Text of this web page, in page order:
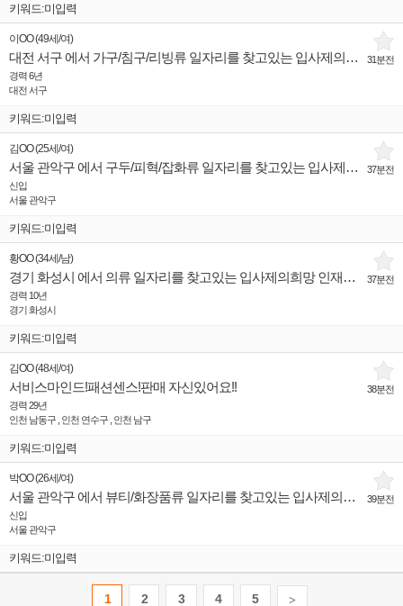
키워드:미입력
31분전
이OO(49세 /여)
대전 서구 에서 가구/침구/리빙류 일자리를 찾고있는 입사제의희망 인재입니다.
경력 6년
대전 서구
키워드:미입력
37분전
김OO(25세 /여)
서울 관악구 에서 구두/피혁/잡화류 일자리를 찾고있는 입사제의희망 인재입니다.
신입
서울 관악구
키워드:미입력
37분전
황OO(34세 /남)
경기 화성시 에서 의류 일자리를 찾고있는 입사제의희망 인재입니다.
경력 10년
경기 화성시
키워드:미입력
38분전
김OO(48세 /여)
서비스마인드!패션센스!판매 자신있어요!!
경력 29년
인천 남동구 , 인천 연수구 , 인천 남구
키워드:미입력
39분전
박OO(26세 /여)
서울 관악구 에서 뷰티/화장품류 일자리를 찾고있는 입사제의희망 인재입니다.
신입
서울 관악구
키워드:미입력
1 2 3 4 5 >